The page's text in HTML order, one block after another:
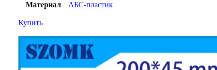
Материал АБС-пластик
Купить